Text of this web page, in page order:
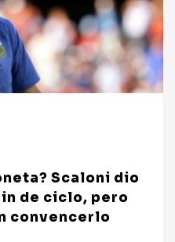
Scaloni dio
de ciclo, pero
convencerlo